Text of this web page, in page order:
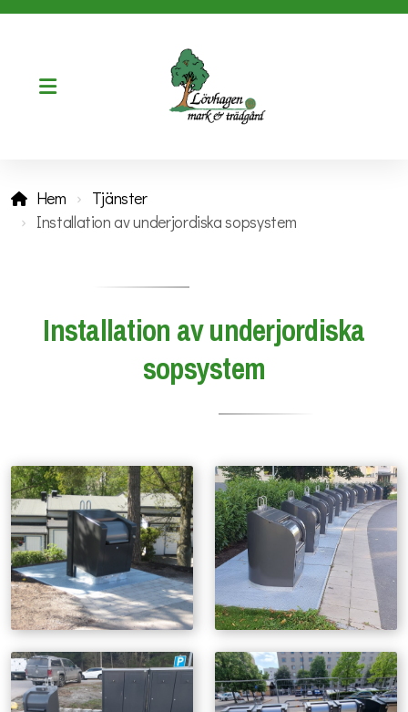
Hem
Tjänster
Installation av underjordiska sopsystem
Installation av underjordiska
sopsystem
Mark & anläggningsarbeten
Installation av underjordiska sopsystem
Galleri Trädgård
Galleri Anläggning